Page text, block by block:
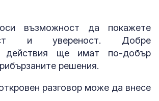
възможност да покажете
и увереност. Добре
действия ще имат по-добър
решения.
разговор може да внесе